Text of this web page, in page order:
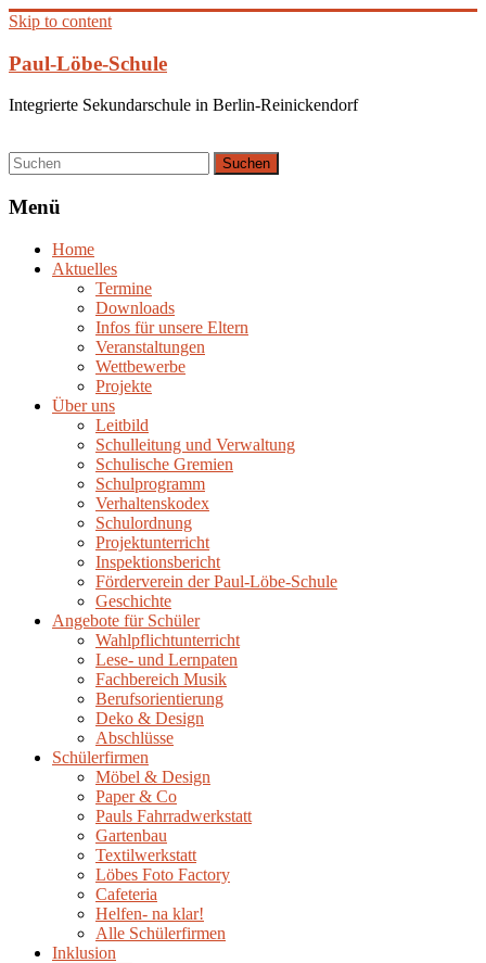
Skip to content
Paul-Löbe-Schule
Integrierte Sekundarschule in Berlin-Reinickendorf
Menü
Home
Aktuelles
Termine
Downloads
Infos für unsere Eltern
Veranstaltungen
Wettbewerbe
Projekte
Über uns
Leitbild
Schulleitung und Verwaltung
Schulische Gremien
Schulprogramm
Verhaltenskodex
Schulordnung
Projektunterricht
Inspektionsbericht
Förderverein der Paul-Löbe-Schule
Geschichte
Angebote für Schüler
Wahlpflichtunterricht
Lese- und Lernpaten
Fachbereich Musik
Berufsorientierung
Deko & Design
Abschlüsse
Schülerfirmen
Möbel & Design
Paper & Co
Pauls Fahrradwerkstatt
Gartenbau
Textilwerkstatt
Löbes Foto Factory
Cafeteria
Helfen- na klar!
Alle Schülerfirmen
Inklusion